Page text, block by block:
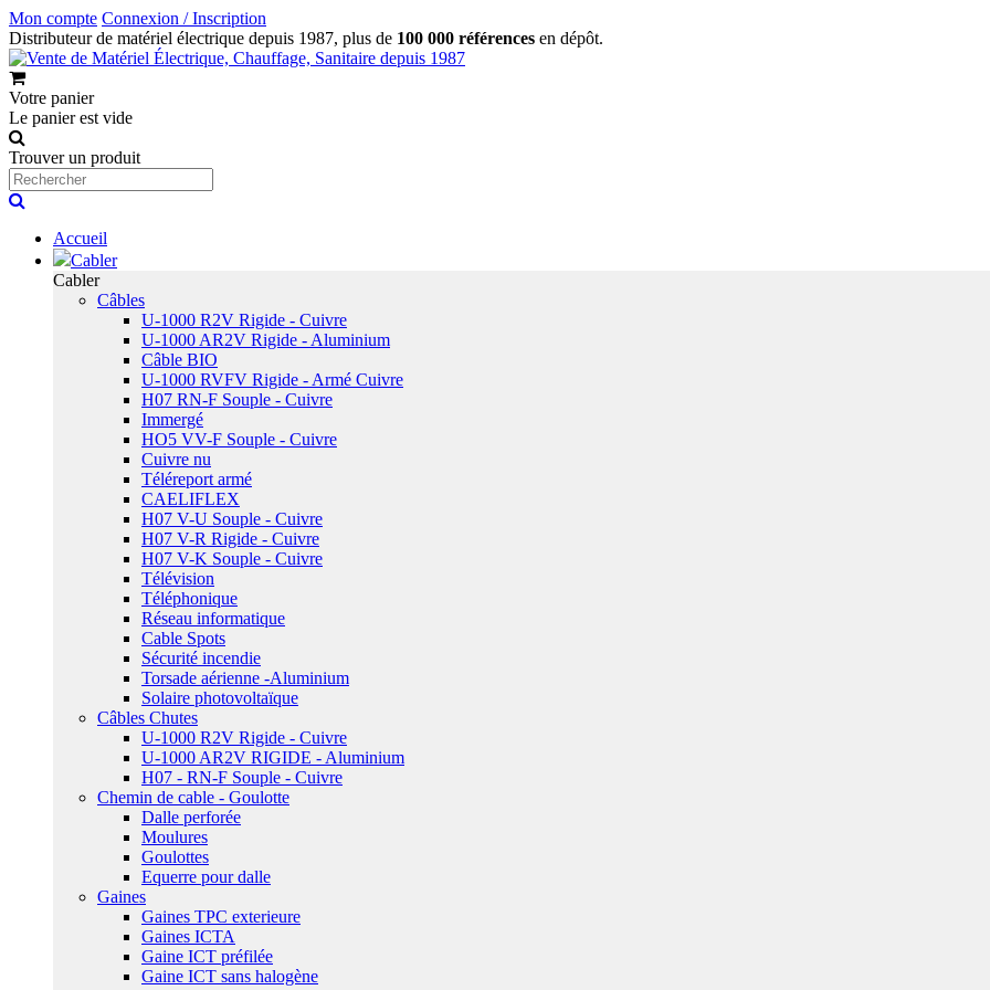
Mon compte Connexion / Inscription
Distributeur de matériel électrique depuis 1987, plus de 100 000 références en dépôt.
Votre panier
Le panier est vide
Trouver un produit
Accueil
Cabler
Cabler
Câbles
U-1000 R2V Rigide - Cuivre
U-1000 AR2V Rigide - Aluminium
Câble BIO
U-1000 RVFV Rigide - Armé Cuivre
H07 RN-F Souple - Cuivre
Immergé
HO5 VV-F Souple - Cuivre
Cuivre nu
Téléreport armé
CAELIFLEX
H07 V-U Souple - Cuivre
H07 V-R Rigide - Cuivre
H07 V-K Souple - Cuivre
Télévision
Téléphonique
Réseau informatique
Cable Spots
Sécurité incendie
Torsade aérienne -Aluminium
Solaire photovoltaïque
Câbles Chutes
U-1000 R2V Rigide - Cuivre
U-1000 AR2V RIGIDE - Aluminium
H07 - RN-F Souple - Cuivre
Chemin de cable - Goulotte
Dalle perforée
Moulures
Goulottes
Equerre pour dalle
Gaines
Gaines TPC exterieure
Gaines ICTA
Gaine ICT préfilée
Gaine ICT sans halogène